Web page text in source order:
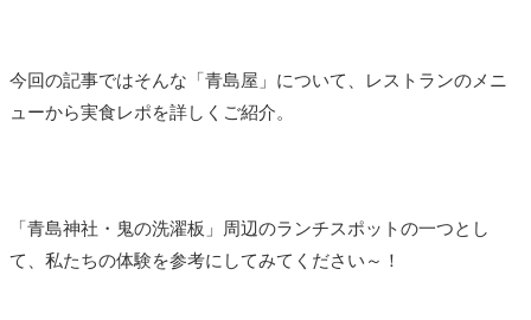
今回の記事ではそんな「青島屋」について、レストランのメニ
ューから実食レポを詳しくご紹介。
「青島神社・鬼の洗濯板」周辺のランチスポットの一つとし
て、私たちの体験を参考にしてみてください～！